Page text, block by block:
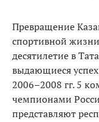
Превращение
спортивной
десятилетие в
выдающиеся
2006–2008 гг. 5
чемпионами
представляют